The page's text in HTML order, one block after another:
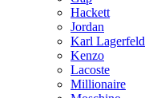
Hackett
Jordan
Karl Lagerfeld
Kenzo
Lacoste
Millionaire